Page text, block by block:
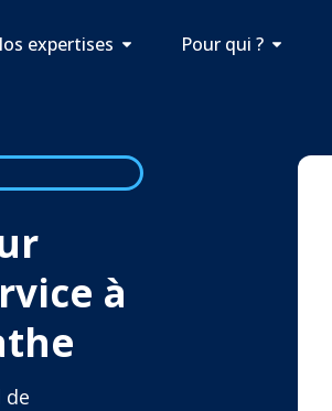
expertises Pour qui ?
à
de